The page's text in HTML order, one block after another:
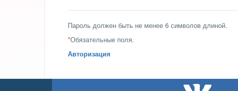
Пароль должен быть не менее 6 символов длиной.
*Обязательные поля.
Авторизация